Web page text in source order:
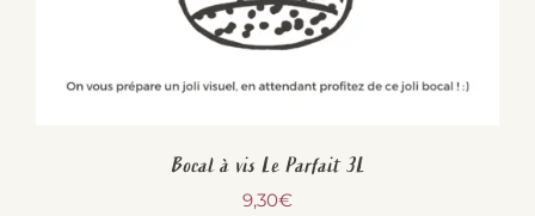
Bocal à vis Le Parfait 3L
9,30€